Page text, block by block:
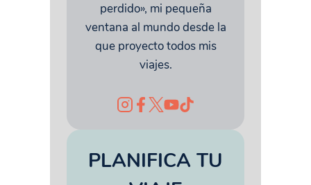
perdido», mi pequeña
ventana al mundo desde la
que proyecto todos mis
viajes.
PLANIFICA TU